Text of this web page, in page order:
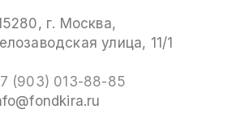
г. Москва,
улица, 11/1
(903) 013-88-85